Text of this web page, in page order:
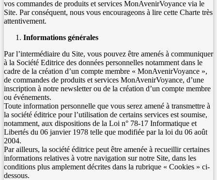
vos commandes de produits et services MonAvenirVoyance via le
Site. Par conséquent, nous vous encourageons à lire cette Charte très
attentivement.
Informations générales
Par l’intermédiaire du Site, vous pouvez être amenés à communiquer
à la Société Editrice des données personnelles notamment dans le
cadre de la création d’un compte membre « MonAvenirVoyance »,
de commandes de produits et services MonAvenirVoyance, d’une
inscription à notre newsletter ou de la création d’un compte membre
ou événements.
Toute information personnelle que vous serez amené à transmettre à
la société éditrice pour l’utilisation de certains services est soumise,
notamment, aux dispositions de la Loi n° 78-17 Informatique et
Libertés du 06 janvier 1978 telle que modifiée par la loi du 06 août
2004.
Par ailleurs, la société éditrice peut être amenée à recueillir certaines
informations relatives à votre navigation sur notre Site, dans les
conditions plus amplement décrites dans la rubrique « Cookies » ci-
dessous.